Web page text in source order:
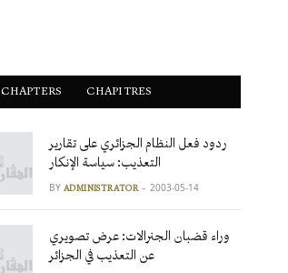
ْCHAPTERS CHAPITRES
ردود فعل النظام الجزائري على تقارير
التعذيب: سياسة الإنكار
BY ADMINISTRATOR 2003-05-14
وراء قضبان الجنرالات: عرض تصويري
عن التعذيب في الجزائر